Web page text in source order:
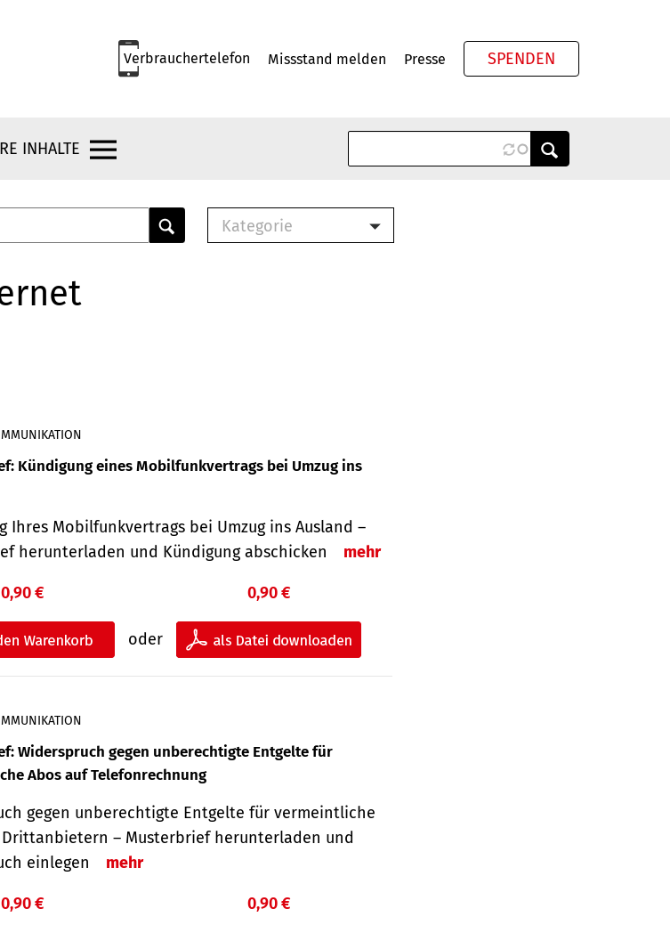
Verbrauchertelefon Missstand melden Presse SPENDEN
INHALTE
Kategorie
Kündigung eines Mobilfunkvertrags bei Umzug ins
Ihres Mobilfunkvertrags bei Umzug ins Ausland –
herunterladen und Kündigung abschicken
mehr
0,90 €
oder
0,90 €
Widerspruch gegen unberechtigte Entgelte für
Abos auf Telefonrechnung
gegen unberechtigte Entgelte für vermeintliche
Drittanbietern – Musterbrief herunterladen und
einlegen
mehr
0,90 € 0,90 €